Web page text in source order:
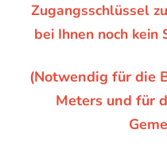
Zugangsschlüssel
bei Ihnen noch
(Notwendig für die
Meters und für